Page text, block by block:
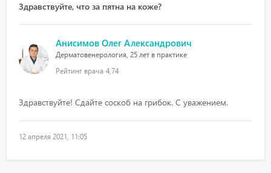
Здравствуйте, что за пятна на коже?
Анисимов Олег Александрович
Дерматовенерология, 25 лет в практике
Рейтинг врача 4,74
Здравствуйте! Сдайте соскоб на грибок. С уважением.
12 апреля 2021, 11:05